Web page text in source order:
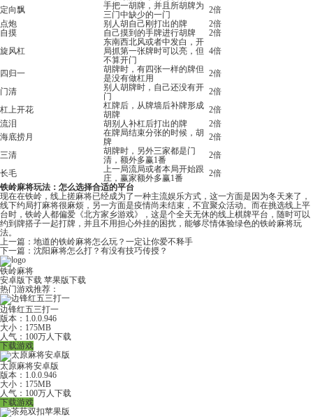
定向飘
手把一胡牌，并且所胡牌为
三门中缺少的一门
2倍
点炮
别人胡自己刚打出的牌
2倍
自摸
自己摸到的手牌进行胡牌
2倍
旋风杠
东南西北风或者中发白，开
局抓第一张牌时可以亮，但
不算开门
4倍
四归一
胡牌时，有四张一样的牌但
是没有做杠用
2倍
门清
别人胡牌时，自己还没有开
门
2倍
杠上开花
杠牌后，从牌墙后补牌形成
胡牌
2倍
流泪
胡别人补杠后打出的牌
2倍
海底捞月
在牌局结束分张的时候，胡
牌
2倍
三清
胡牌时，另外三家都是门
清，额外多赢1番
2倍
长毛
上一局流局或者本局开始跟
庄，赢家额外多赢1番
2倍
铁岭麻将玩法：怎么选择合适的平台
现在在铁岭，线上搓麻将已经成为了一种主流娱乐方式，这一方面是因为冬天来了，
线下约局打麻将很麻烦，另一方面是疫情尚未结束，不宜聚众活动。而在挑选线上平
台时，铁岭人都偏爱《北方家乡游戏》，这是个全天无休的线上棋牌平台，随时可以
约到牌搭子一起打牌，并且不用担心外挂的困扰，能够尽情体验绿色的铁岭麻将玩
法。
上一篇： 地道的铁岭麻将怎么玩？一定让你爱不释手
下一篇： 沈阳麻将怎么打？有没有技巧传授？
铁岭麻将
安卓版下载 苹果版下载
热门游戏推荐：
边锋红五三打一
版本：1.0.0.946
大小：175MB
人气：100万人下载
下载游戏
太原麻将安卓版
版本：1.0.0.946
大小：175MB
人气：100万人下载
下载游戏